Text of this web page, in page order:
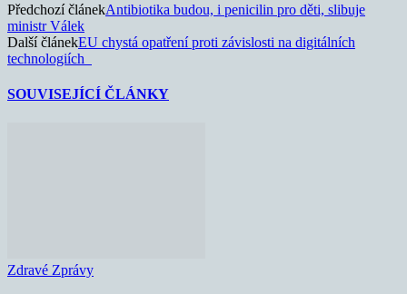
Předchozí článekAntibiotika budou, i penicilin pro děti, slibuje
ministr Válek
Další článekEU chystá opatření proti závislosti na digitálních
technologiích
SOUVISEJÍCÍ ČLÁNKY
Zdravé Zprávy